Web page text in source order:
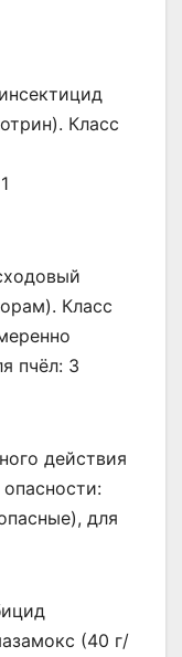
Класс
Класс
пчёл: 3
действия
для
(40 г/